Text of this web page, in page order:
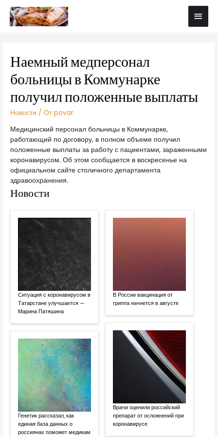
Наемный медперсонал
больницы в Коммунарке
получил положенные выплаты
Новости / От povar
Медицинский персонал больницы в Коммунарке,
работающий по договору, в полном объеме получил
положенные выплаты за работу с пациентами, зараженными
коронавирусом. Об этом сообщается в воскресенье на
официальном сайте столичного департамента
здравоохранения.
Новости
Ситуация с коронавирусом в
Татарстане улучшается —
Марина Патяшина
Генетик рассказал, как
единая база данных о
россиянах поможет медикам
В России вакцинация от
гриппа начнется в августе
Врачи оценили российский
препарат от осложнений при
коронавирусе